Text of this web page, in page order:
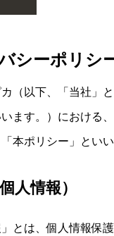
シーポリシ
（以下、「当社」
います。）における
本ポリシー」とい
人情報）
」とは、個人情報保